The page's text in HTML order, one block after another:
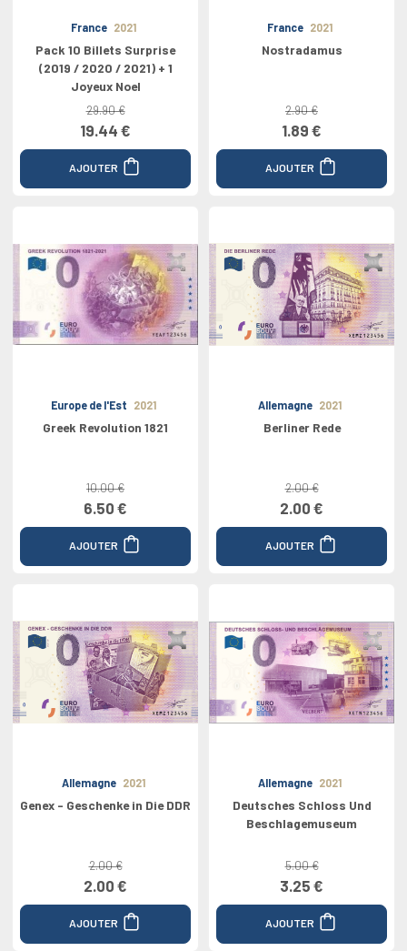
France 2021
Pack 10 Billets Surprise
(2019 / 2020 / 2021) + 1
Joyeux Noel
29.90 €
19.44 €
AJOUTER
France 2021
Nostradamus
2.90 €
1.89 €
AJOUTER
Europe de l'Est 2021
Greek Revolution 1821
10.00 €
6.50 €
AJOUTER
Allemagne 2021
Berliner Rede
2.00 €
2.00 €
AJOUTER
Allemagne 2021
Genex - Geschenke in Die DDR
2.00 €
2.00 €
AJOUTER
Allemagne 2021
Deutsches Schloss Und
Beschlagemuseum
5.00 €
3.25 €
AJOUTER